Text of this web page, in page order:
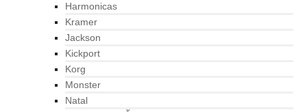
Harmonicas
Kramer
Jackson
Kickport
Korg
Monster
Natal